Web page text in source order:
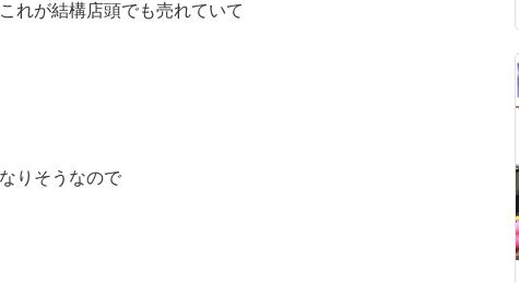
れが結構店頭でも売れていて
りそうなので